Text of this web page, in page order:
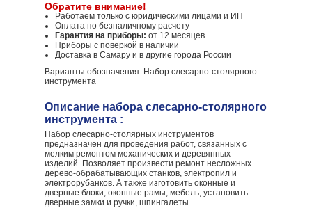
Обратите внимание!
Работаем только с юридическими лицами и ИП
Оплата по безналичному расчету
Гарантия на приборы: от 12 месяцев
Приборы с поверкой в наличии
Доставка в Самару и в другие города России
Варианты обозначения: Набор слесарно-столярного
инструмента
Описание набора слесарно-столярного
инструмента :
Набор слесарно-столярных инструментов
предназначен для проведения работ, связанных с
мелким ремонтом механических и деревянных
изделий. Позволяет произвести ремонт несложных
дерево-обрабатывающих станков, электропил и
электрорубанков. А также изготовить оконные и
дверные блоки, оконные рамы, мебель, установить
дверные замки и ручки, шпингалеты.